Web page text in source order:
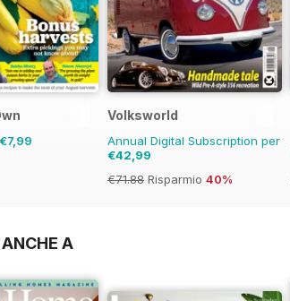
€7,99
Volksworld
Annual Digital Subscription per
€42,99
€71.88 Risparmio 40%
A